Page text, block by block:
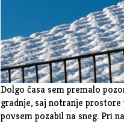
Dolgo časa sem premalo
gradnje, saj notranje
povsem pozabil na sneg. Pri